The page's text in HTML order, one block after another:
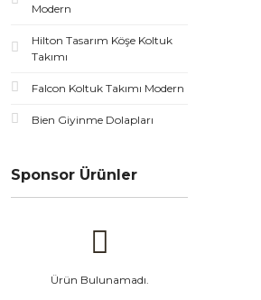
Modern
Hilton Tasarım Köşe Koltuk
Takımı
Falcon Koltuk Takımı Modern
Bien Giyinme Dolapları
Sponsor Ürünler
Ürün Bulunamadı.